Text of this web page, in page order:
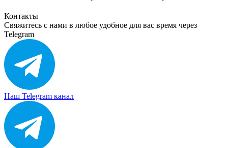
Контакты
Свяжитесь с нами в любое удобное для вас время через
Telegram
Наш Telegram канал